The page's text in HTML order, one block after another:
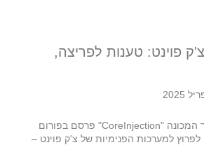
פוינט: טענות לפריצה,
ב-31 במרץ 2025, האקר המכונה "CoreInjection" פרסם בפורום
למערכות הפנימיות של צ'ק פוינט –